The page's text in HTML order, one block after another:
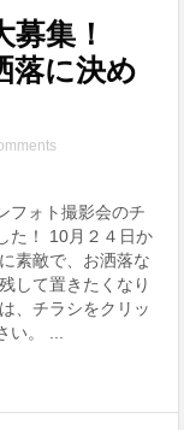
募集！
落に決め
フォト撮影会のチ
た！ 10月２４日か
素敵で、お洒落な
して置きたくなり
、チラシをクリッ
い。 ...